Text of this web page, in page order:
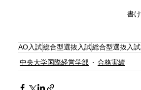
書
AO入試総合型選抜入試総合型選抜入
中央大学国際経営学部
合格実績